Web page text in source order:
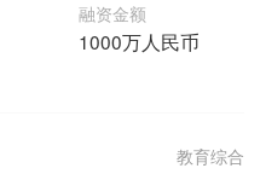
融资金额
1000万人民币
教育综合